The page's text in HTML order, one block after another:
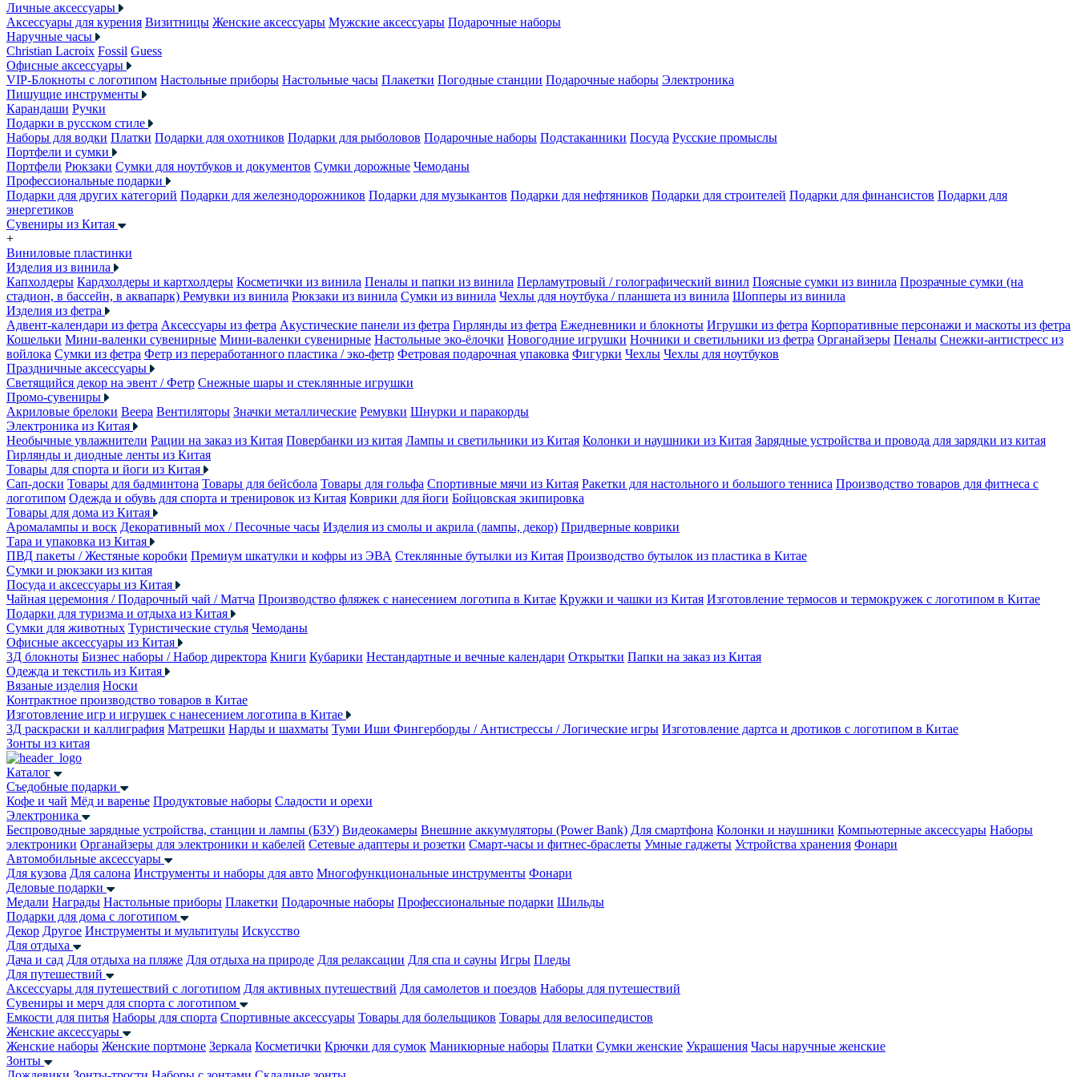
Личные аксессуары
Аксессуары для курения Визитницы Женские аксессуары Мужские аксессуары Подарочные наборы
Наручные часы
Christian Lacroix Fossil Guess
Офисные аксессуары
VIP-Блокноты с логотипом Настольные приборы Настольные часы Плакетки Погодные станции Подарочные наборы Электроника
Пишущие инструменты
Карандаши Ручки
Подарки в русском стиле
Наборы для водки Платки Подарки для охотников Подарки для рыболовов Подарочные наборы Подстаканники Посуда Русские промыслы
Портфели и сумки
Портфели Рюкзаки Сумки для ноутбуков и документов Сумки дорожные Чемоданы
Профессиональные подарки
Подарки для других категорий Подарки для железнодорожников Подарки для музыкантов Подарки для нефтяников Подарки для строителей Подарки для финансистов Подарки для
энергетиков
Сувениры из Китая
+
Виниловые пластинки
Изделия из винила
Капхолдеры Кардхолдеры и картхолдеры Косметички из винила Пеналы и папки из винила Перламутровый / голографический винил Поясные сумки из винила Прозрачные сумки (на
стадион, в бассейн, в аквапарк) Ремувки из винила Рюкзаки из винила Сумки из винила Чехлы для ноутбука / планшета из винила Шопперы из винила
Изделия из фетра
Адвент-календари из фетра Аксессуары из фетра Акустические панели из фетра Гирлянды из фетра Ежедневники и блокноты Игрушки из фетра Корпоративные персонажи и маскоты из фетра
Кошельки Мини-валенки сувенирные Мини-валенки сувенирные Настольные эко-ёлочки Новогодние игрушки Ночники и светильники из фетра Органайзеры Пеналы Снежки-антистресс из
войлока Сумки из фетра Фетр из переработанного пластика / эко-фетр Фетровая подарочная упаковка Фигурки Чехлы Чехлы для ноутбуков
Праздничные аксессуары
Светящийся декор на эвент / Фетр Снежные шары и стеклянные игрушки
Промо-сувениры
Акриловые брелоки Веера Вентиляторы Значки металлические Ремувки Шнурки и паракорды
Электроника из Китая
Необычные увлажнители Рации на заказ из Китая Повербанки из китая Лампы и светильники из Китая Колонки и наушники из Китая Зарядные устройства и провода для зарядки из китая
Гирлянды и диодные ленты из Китая
Товары для спорта и йоги из Китая
Сап-доски Товары для бадминтона Товары для бейсбола Товары для гольфа Спортивные мячи из Китая Ракетки для настольного и большого тенниса Производство товаров для фитнеса с
логотипом Одежда и обувь для спорта и тренировок из Китая Коврики для йоги Бойцовская экипировка
Товары для дома из Китая
Аромалампы и воск Декоративный мох / Песочные часы Изделия из смолы и акрила (лампы, декор) Придверные коврики
Тара и упаковка из Китая
ПВД пакеты / Жестяные коробки Премиум шкатулки и кофры из ЭВА Стеклянные бутылки из Китая Производство бутылок из пластика в Китае
Сумки и рюкзаки из китая
Посуда и аксессуары из Китая
Чайная церемония / Подарочный чай / Матча Производство фляжек с нанесением логотипа в Китае Кружки и чашки из Китая Изготовление термосов и термокружек с логотипом в Китае
Подарки для туризма и отдыха из Китая
Сумки для животных Туристические стулья Чемоданы
Офисные аксессуары из Китая
3Д блокноты Бизнес наборы / Набор директора Книги Кубарики Нестандартные и вечные календари Открытки Папки на заказ из Китая
Одежда и текстиль из Китая
Вязаные изделия Носки
Контрактное производство товаров в Китае
Изготовление игр и игрушек с нанесением логотипа в Китае
3Д раскраски и каллиграфия Матрешки Нарды и шахматы Туми Иши Фингерборды / Антистрессы / Логические игры Изготовление дартса и дротиков с логотипом в Китае
Зонты из китая
Каталог
Съедобные подарки
Кофе и чай Мёд и варенье Продуктовые наборы Сладости и орехи
Электроника
Беспроводные зарядные устройства, станции и лампы (БЗУ) Видеокамеры Внешние аккумуляторы (Power Bank) Для смартфона Колонки и наушники Компьютерные аксессуары Наборы
электроники Органайзеры для электроники и кабелей Сетевые адаптеры и розетки Смарт-часы и фитнес-браслеты Умные гаджеты Устройства хранения Фонари
Автомобильные аксессуары
Для кузова Для салона Инструменты и наборы для авто Многофункциональные инструменты Фонари
Деловые подарки
Медали Награды Настольные приборы Плакетки Подарочные наборы Профессиональные подарки Шильды
Подарки для дома с логотипом
Декор Другое Инструменты и мультитулы Искусство
Для отдыха
Дача и сад Для отдыха на пляже Для отдыха на природе Для релаксации Для спа и сауны Игры Пледы
Для путешествий
Аксессуары для путешествий с логотипом Для активных путешествий Для самолетов и поездов Наборы для путешествий
Сувениры и мерч для спорта с логотипом
Емкости для питья Наборы для спорта Спортивные аксессуары Товары для болельщиков Товары для велосипедистов
Женские аксессуары
Женские наборы Женские портмоне Зеркала Косметички Крючки для сумок Маникюрные наборы Платки Сумки женские Украшения Часы наручные женские
Зонты